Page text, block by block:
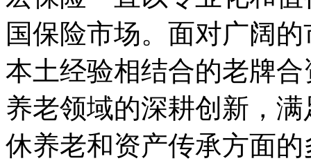
国保险市场。面对广阔
本土经验相结合的老牌
养老领域的深耕创新，
休养老和资产传承方面